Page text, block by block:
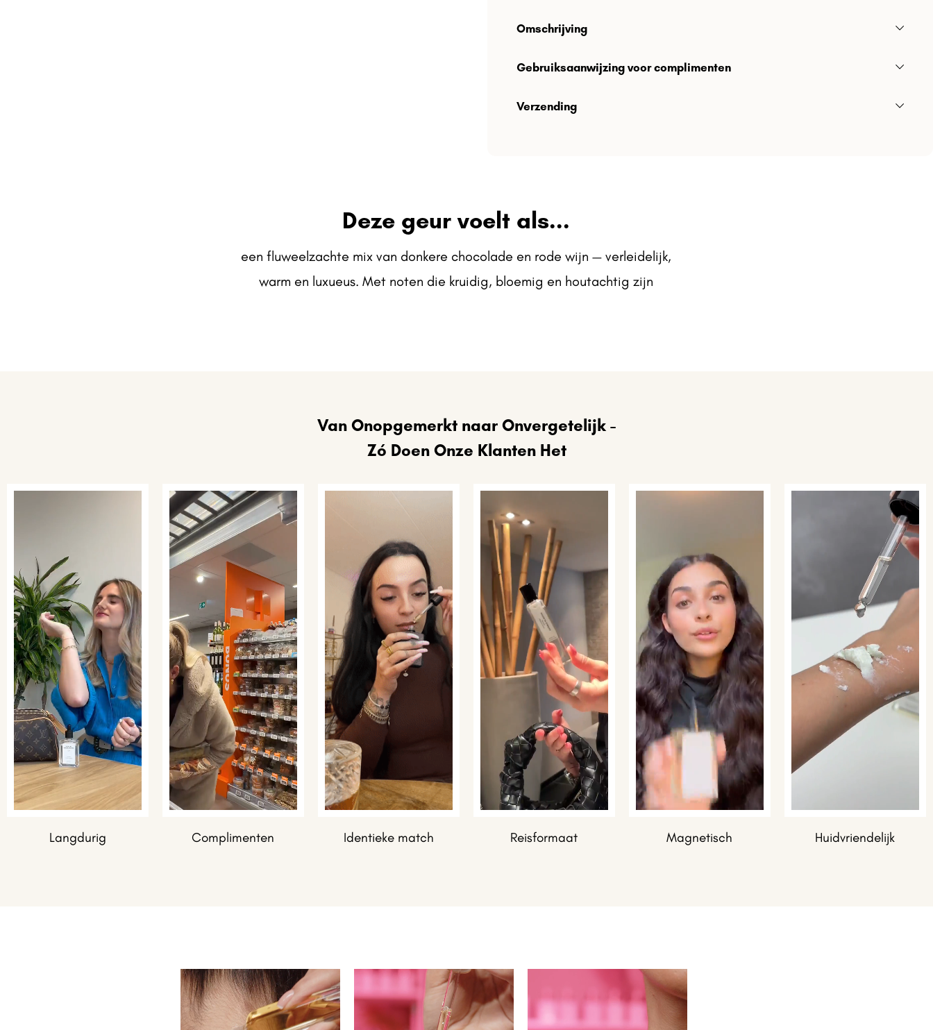
Omschrijving
Gebruiksaanwijzing voor complimenten
Verzending
Deze geur voelt als...
een fluweelzachte mix van donkere chocolade en rode wijn — verleidelijk,
warm en luxueus. Met noten die kruidig, bloemig en houtachtig zijn
Van Onopgemerkt naar Onvergetelijk -
Zó Doen Onze Klanten Het
Langdurig Complimenten Identieke match Reisformaat Magnetisch Huidvriendelijk